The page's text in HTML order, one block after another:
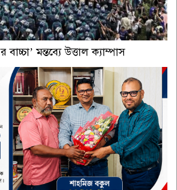
বাচ্চা’ মন্তব্যে উত্তাল ক্যাম্পাস